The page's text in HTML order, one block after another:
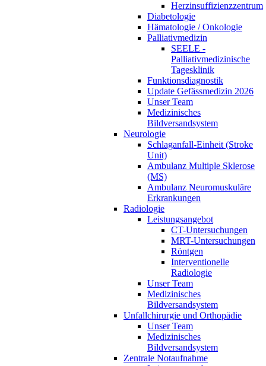
Herzinsuffizienzzentrum
Diabetologie
Hämatologie / Onkologie
Palliativmedizin
SEELE -
Palliativmedizinische
Tagesklinik
Funktionsdiagnostik
Update Gefässmedizin 2026
Unser Team
Medizinisches
Bildversandsystem
Neurologie
Schlaganfall-Einheit (Stroke
Unit)
Ambulanz Multiple Sklerose
(MS)
Ambulanz Neuromuskuläre
Erkrankungen
Radiologie
Leistungsangebot
CT-Untersuchungen
MRT-Untersuchungen
Röntgen
Interventionelle
Radiologie
Unser Team
Medizinisches
Bildversandsystem
Unfallchirurgie und Orthopädie
Unser Team
Medizinisches
Bildversandsystem
Zentrale Notaufnahme